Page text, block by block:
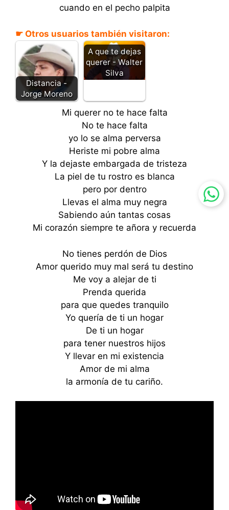
cuando en el pecho palpita
☛ Otros usuarios también visitaron:
Distancia -
Jorge Moreno
A que te dejas
querer - Walter
Silva
Mi querer no te hace falta
No te hace falta
yo lo se alma perversa
Heriste mi pobre alma
Y la dejaste embargada de tristeza
La piel de tu rostro es blanca
pero por dentro
Llevas el alma muy negra
Sabiendo aún tantas cosas
Mi corazón siempre te añora y recuerda
No tienes perdón de Dios
Amor querido muy mal será tu destino
Me voy a alejar de ti
Prenda querida
para que quedes tranquilo
Yo quería de ti un hogar
De ti un hogar
para tener nuestros hijos
Y llevar en mi existencia
Amor de mi alma
la armonía de tu cariño.